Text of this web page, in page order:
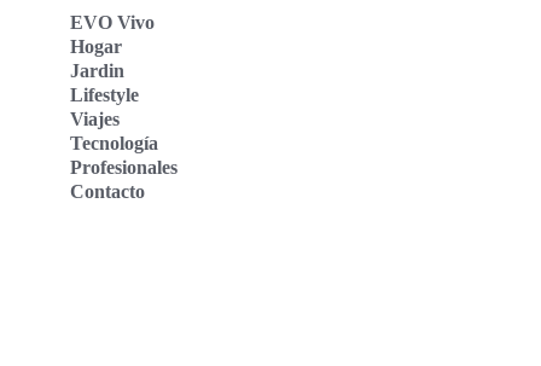
EVO Vivo
Hogar
Jardin
Lifestyle
Viajes
Tecnología
Profesionales
Contacto